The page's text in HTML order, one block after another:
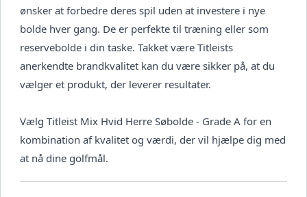
ønsker at forbedre deres spil uden at investere i nye
bolde hver gang. De er perfekte til træning eller som
reservebolde i din taske. Takket være Titleists
anerkendte brandkvalitet kan du være sikker på, at du
vælger et produkt, der leverer resultater.
Vælg Titleist Mix Hvid Herre Søbolde - Grade A for en
kombination af kvalitet og værdi, der vil hjælpe dig med
at nå dine golfmål.